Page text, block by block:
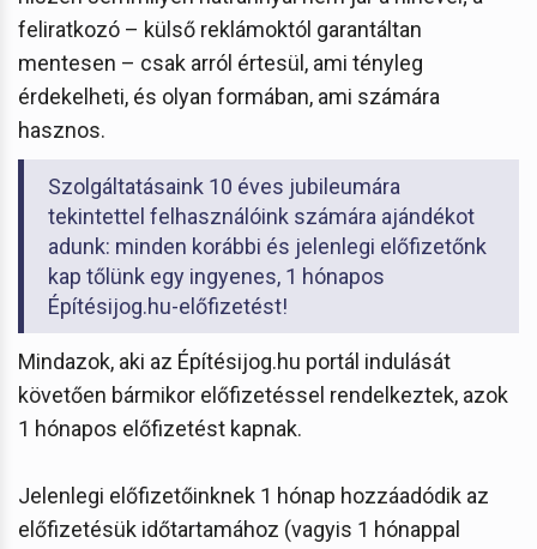
feliratkozó – külső reklámoktól garantáltan
mentesen – csak arról értesül, ami tényleg
érdekelheti, és olyan formában, ami számára
hasznos.
Szolgáltatásaink 10 éves jubileumára
tekintettel felhasználóink számára ajándékot
adunk: minden korábbi és jelenlegi előfizetőnk
kap tőlünk egy ingyenes, 1 hónapos
Építésijog.hu-előfizetést!
Mindazok, aki az Építésijog.hu portál indulását
követően bármikor előfizetéssel rendelkeztek, azok
1 hónapos előfizetést kapnak.
Jelenlegi előfizetőinknek 1 hónap hozzáadódik az
előfizetésük időtartamához (vagyis 1 hónappal